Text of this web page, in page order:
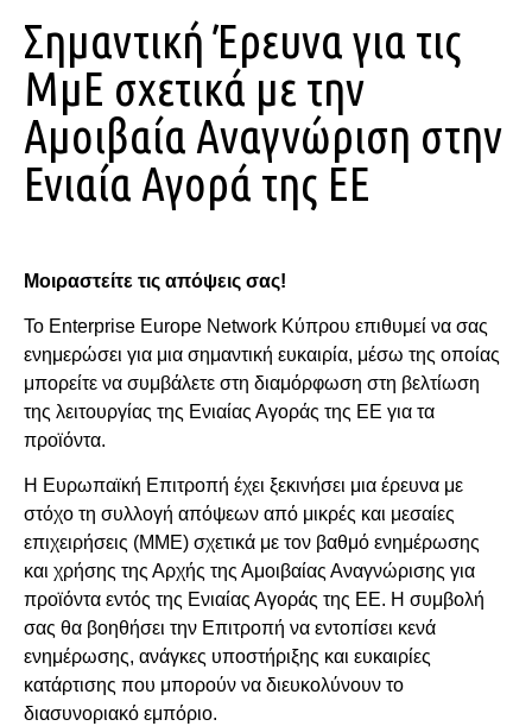
Σημαντική Έρευνα για τις
ΜμΕ σχετικά με την
Αμοιβαία Αναγνώριση στην
Ενιαία Αγορά της ΕΕ
Μοιραστείτε τις απόψεις σας!
Το Enterprise Europe Network Κύπρου επιθυμεί να σας
ενημερώσει για μια σημαντική ευκαιρία, μέσω της οποίας
μπορείτε να συμβάλετε στη διαμόρφωση στη βελτίωση
της λειτουργίας της Ενιαίας Αγοράς της ΕΕ για τα
προϊόντα.
Η Ευρωπαϊκή Επιτροπή έχει ξεκινήσει μια έρευνα με
στόχο τη συλλογή απόψεων από μικρές και μεσαίες
επιχειρήσεις (ΜΜΕ) σχετικά με τον βαθμό ενημέρωσης
και χρήσης της Αρχής της Αμοιβαίας Αναγνώρισης για
προϊόντα εντός της Ενιαίας Αγοράς της ΕΕ. Η συμβολή
σας θα βοηθήσει την Επιτροπή να εντοπίσει κενά
ενημέρωσης, ανάγκες υποστήριξης και ευκαιρίες
κατάρτισης που μπορούν να διευκολύνουν το
διασυνοριακό εμπόριο.